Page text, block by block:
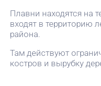
Плавни находятся на
входят в территорию
района.
Там действуют
костров и вырубку